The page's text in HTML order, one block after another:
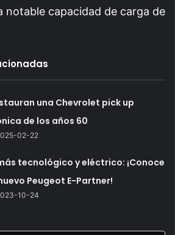
notable capacidad de carga de
una Chevrolet pick up
de los años 60
02-22
tecnológico y eléctrico: ¡Conoce
Peugeot E-Partner!
10-24